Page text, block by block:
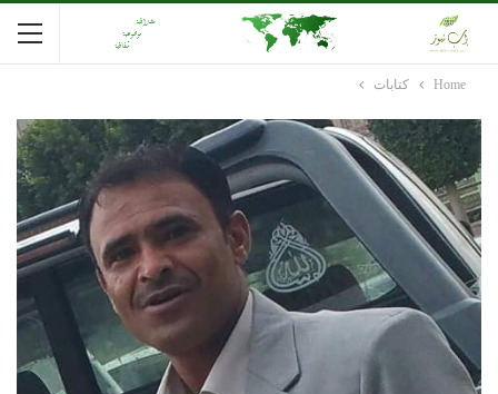
Home كتابات